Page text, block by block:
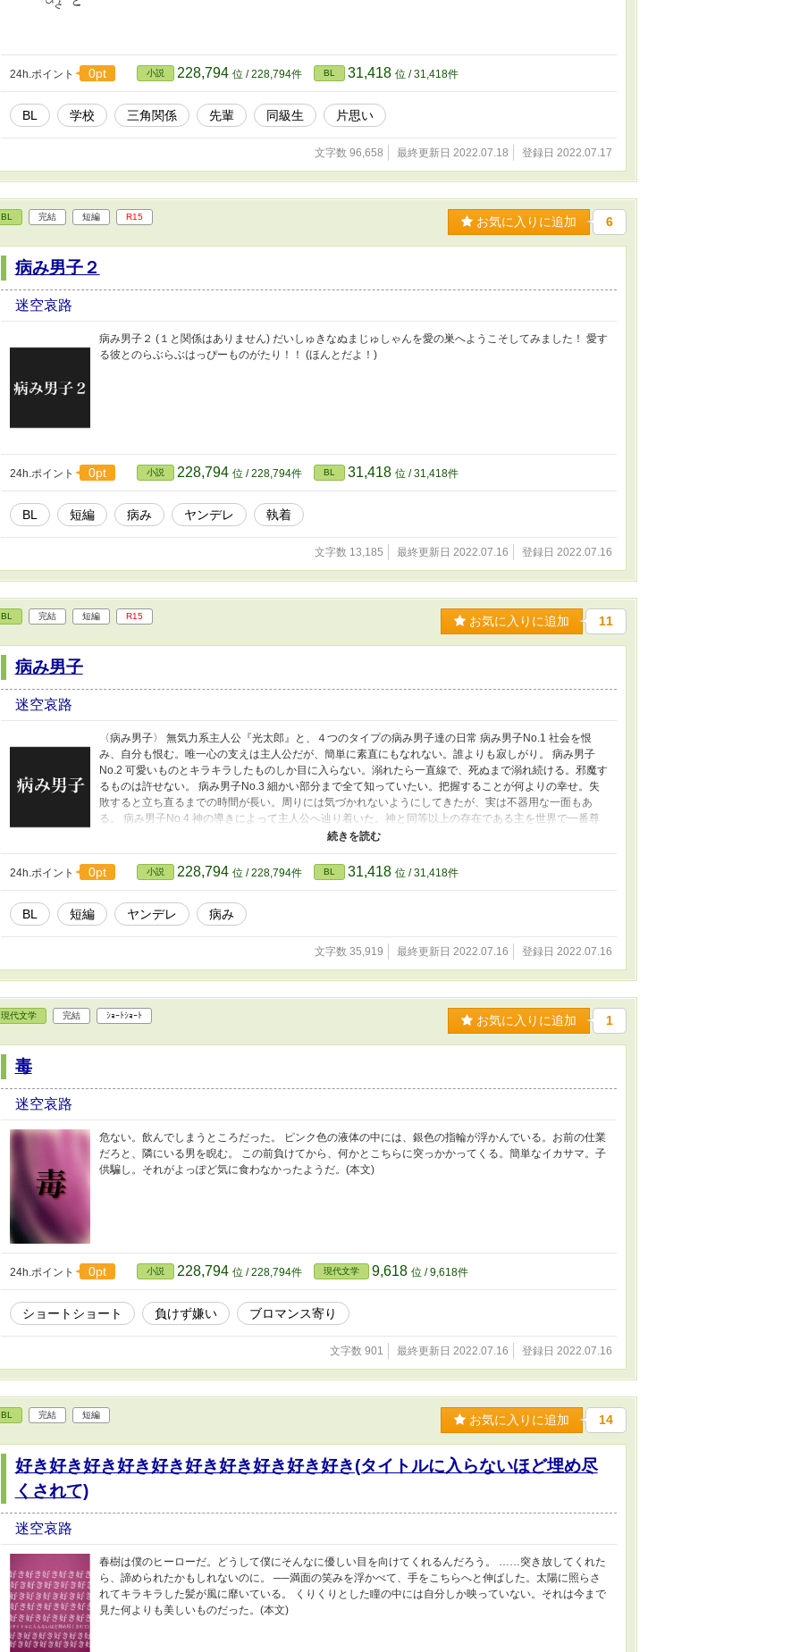
24h.ポイント 0pt 小説 228,794 位 / 228,794件 BL 31,418 位 / 31,418件
BL 学校 三角関係 先輩 同級生 片思い
文字数 96,658 最終更新日 2022.07.18 登録日 2022.07.17
BL 完結 短編 R15 お気に入りに追加 6
病み男子２
迷空哀路
病み男子２ (１と関係はありません) だいしゅきなぬまじゅしゃんを愛の巣へようこそしてみました！ 愛す
る彼とのらぶらぶはっぴーものがたり！！ (ほんとだよ！)
24h.ポイント 0pt 小説 228,794 位 / 228,794件 BL 31,418 位 / 31,418件
BL 短編 病み ヤンデレ 執着
文字数 13,185 最終更新日 2022.07.16 登録日 2022.07.16
BL 完結 短編 R15 お気に入りに追加 11
病み男子
迷空哀路
〈病み男子〉 無気力系主人公『光太郎』と、４つのタイプの病み男子達の日常 病み男子No.1 社会を恨
み、自分も恨む。唯一心の支えは主人公だが、簡単に素直にもなれない。誰よりも寂しがり。 病み男子
No.2 可愛いものとキラキラしたものしか目に入らない。溺れたら一直線で、死ぬまで溺れ続ける。邪魔す
るものは許せない。 病み男子No.3 細かい部分まで全て知っていたい。把握することが何よりの幸せ。失
敗すると立ち直るまでの時間が長い。周りには気づかれないようにしてきたが、実は不器用な一面もあ
る。 病み男子No.4 神の導きによって主人公へ辿り着いた。神と同等以上の存在である主を世界で一番尊
いものとしている。 蔑まれて当然の存在だと自覚しているので、酷い言葉をかけられると安心する。主人
公はサディストではないので頭を悩ませることもあるが、そのことには全く気づいていない。
24h.ポイント
0pt 小説 228,794 位 / 228,794件 BL 31,418 位 / 31,418件
BL 短編 ヤンデレ 病み
文字数 35,919 最終更新日 2022.07.16 登録日 2022.07.16
現代文学 完結 ｼｮｰﾄｼｮｰﾄ お気に入りに追加 1
毒
迷空哀路
危ない。飲んでしまうところだった。 ピンク色の液体の中には、銀色の指輪が浮かんでいる。お前の仕業
だろと、隣にいる男を睨む。 この前負けてから、何かとこちらに突っかかってくる。簡単なイカサマ。子
供騙し。それがよっぽど気に食わなかったようだ。(本文)
24h.ポイント 0pt 小説 228,794 位 / 228,794件 現代文学 9,618 位 / 9,618件
ショートショート 負けず嫌い ブロマンス寄り
文字数 901 最終更新日 2022.07.16 登録日 2022.07.16
BL 完結 短編 お気に入りに追加 14
好き好き好き好き好き好き好き好き好き好き(タイトルに入らないほど埋め尽
くされて)
迷空哀路
春樹は僕のヒーローだ。どうして僕にそんなに優しい目を向けてくれるんだろう。 ……突き放してくれた
ら、諦められたかもしれないのに。 ──満面の笑みを浮かべて、手をこちらへと伸ばした。太陽に照らさ
れてキラキラした髪が風に靡いている。 くりくりとした瞳の中には自分しか映っていない。それは今まで
見た何よりも美しいものだった。(本文)